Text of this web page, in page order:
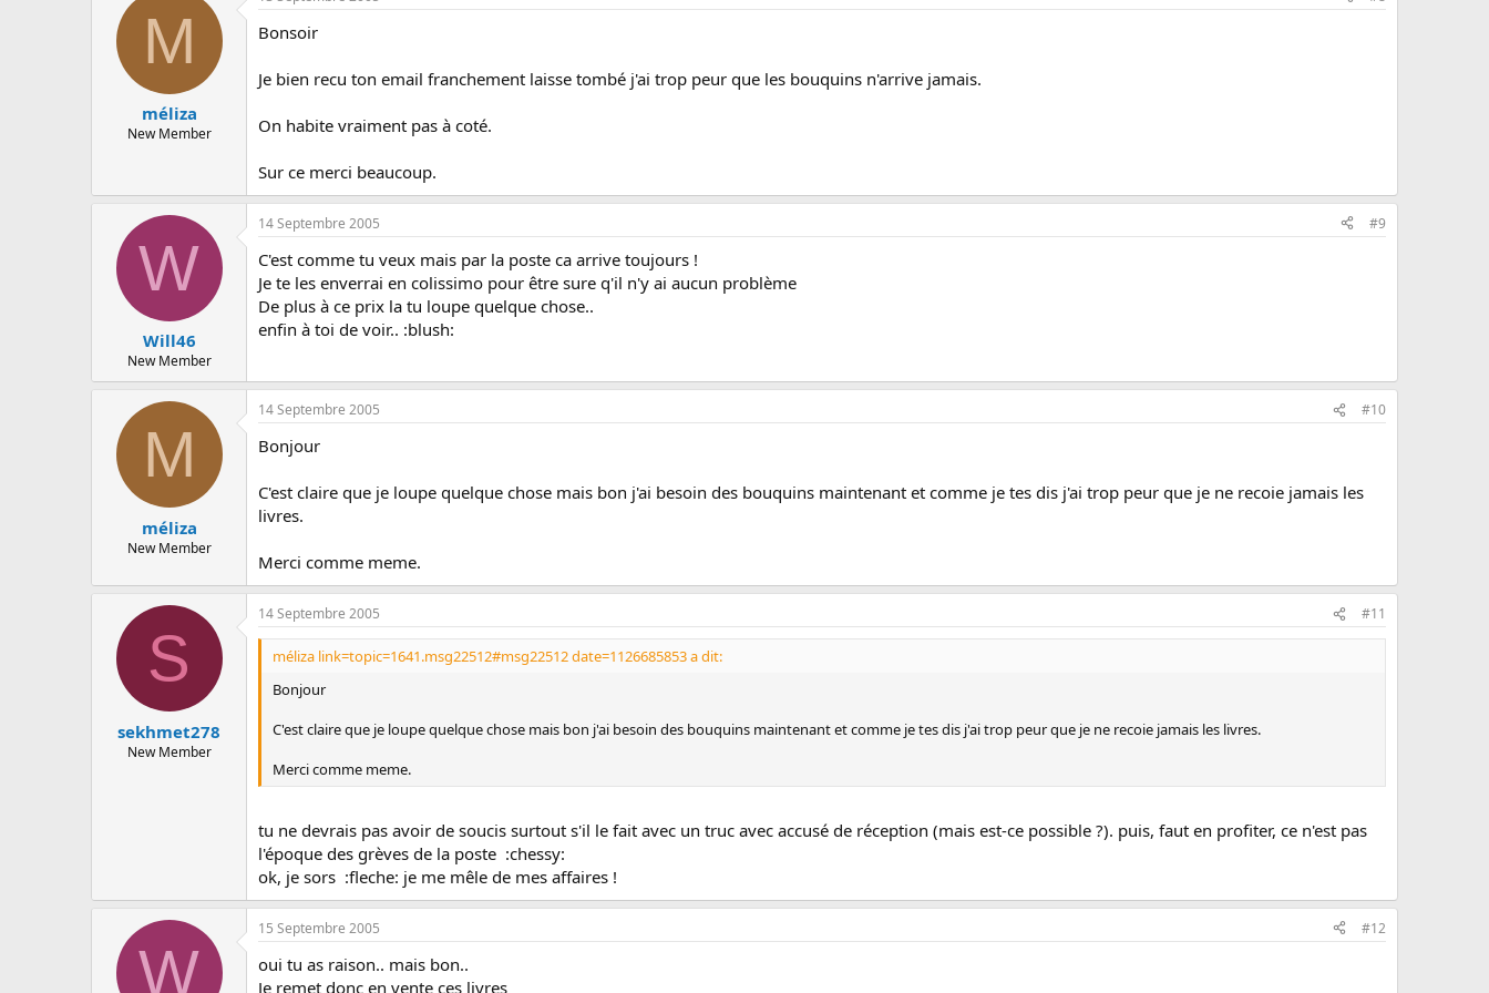
M
méliza
New Member
Bonsoir
Je bien recu ton email franchement laisse tombé j'ai trop peur que les bouquins n'arrive jamais.
On habite vraiment pas à coté.
Sur ce merci beaucoup.
W
Will46
New Member
14 Septembre 2005 #9
C'est comme tu veux mais par la poste ca arrive toujours !
Je te les enverrai en colissimo pour être sure q'il n'y ai aucun problème
De plus à ce prix la tu loupe quelque chose..
enfin à toi de voir.. :blush:
M
méliza
New Member
14 Septembre 2005 #10
Bonjour
C'est claire que je loupe quelque chose mais bon j'ai besoin des bouquins maintenant et comme je tes dis j'ai trop peur que je ne recoie jamais les
livres.
Merci comme meme.
S
sekhmet278
New Member
14 Septembre 2005 #11
méliza link=topic=1641.msg22512#msg22512 date=1126685853 a dit:
Bonjour
C'est claire que je loupe quelque chose mais bon j'ai besoin des bouquins maintenant et comme je tes dis j'ai trop peur que je ne recoie jamais les livres.
Merci comme meme.
tu ne devrais pas avoir de soucis surtout s'il le fait avec un truc avec accusé de réception (mais est-ce possible ?). puis, faut en profiter, ce n'est pas
l'époque des grèves de la poste :chessy:
ok, je sors :fleche: je me mêle de mes affaires !
W
15 Septembre 2005 #12
oui tu as raison.. mais bon..
Je remet donc en vente ces livres